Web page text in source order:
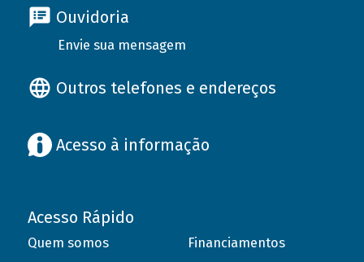
Ouvidoria
Envie sua mensagem
Outros telefones e endereços
Acesso à informação
Acesso Rápido
Quem somos
Financiamentos